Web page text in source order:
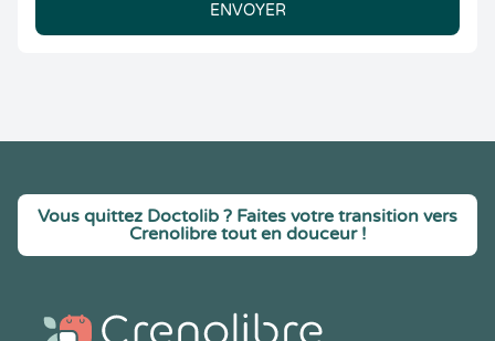
ENVOYER
Vous quittez Doctolib ? Faites votre transition vers
Crenolibre tout en douceur !